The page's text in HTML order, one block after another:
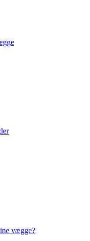
vægge?